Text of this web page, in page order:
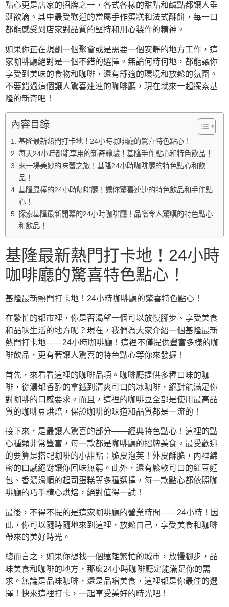
點心更是店家的招牌之一，各式各樣的甜點和鹹點都讓人垂
涎欲滴。其中最受歡迎的當屬手作蛋糕和法式酥餅，每一口
都能感受到店家對品質的堅持和用心製作的精神。
如果你正在規劃一個聚會或是需要一個安靜的地方工作，這
家咖啡廳絕對是一個不錯的選擇。無論何時何地，都能讓你
享受到美味的食物和咖啡，還有舒適的環境和放鬆的氛圍。
不要錯過這個讓人驚喜連連的咖啡廳，現在就來一起探索基
隆的新奇吧！
內容目錄
基隆最新熱門打卡地！24小時咖啡廳的驚喜特色點心！
每天24小時都能享用的新奇體驗！基隆手作點心和特色飲品！
來一場美妙的味蕾之旅！基隆24小時咖啡廳的特色點心和飲
品！
基隆最棒的24小時咖啡廳！讓你驚喜連連的特色飲品和手作點
心！
探索基隆最新開幕的24小時咖啡廳！品嚐令人驚嘆的特色點心
和飲品！
基隆最新熱門打卡地！24小時
咖啡廳的驚喜特色點心！
基隆最新熱門打卡地！24小時咖啡廳的驚喜特色點心！
在繁忙的都市裡，你是否渴望一個可以放慢腳步、享受美食
和品味生活的地方呢？現在，我們為大家介紹一個基隆最新
熱門打卡地——24小時咖啡廳！這裡不僅提供豐富多樣的咖
啡飲品，更有著讓人驚喜的特色點心等你來發掘！
首先，來看看這裡的咖啡品項。咖啡廳提供多種口味的咖
啡，從濃郁香醇的拿鐵到清爽可口的冰咖啡，絕對能滿足你
對咖啡的口感要求。而且，這裡的咖啡豆全部是使用最高品
質的咖啡豆烘焙，保證咖啡的味道和品質都是一流的！
接下來，是最讓人驚喜的部分——經典特色點心！這裡的點
心種類非常豐富，每一款都是咖啡廳的招牌美食。最受歡迎
的要算是搭配咖啡的小甜點：脆皮泡芙！外皮酥脆，內裡綿
密的口感絕對讓你回味無窮。此外，還有鬆軟可口的紅豆麵
包、香濃滑順的起司蛋糕等多種選擇，每一款點心都依照咖
啡廳的巧手精心烘焙，絕對值得一試！
最後，不得不提的是這家咖啡廳的營業時間——24小時！因
此，你可以隨時隨地來到這裡，放鬆自己，享受美食和咖啡
帶來的美好時光。
總而言之，如果你想找一個遠離繁忙的城市，放慢腳步，品
味美食和咖啡的地方，那麼24小時咖啡廳定能滿足你的需
求。無論是品味咖啡，還是品嚐美食，這裡都是你最佳的選
擇！快來這裡打卡，一起享受美好的時光吧！